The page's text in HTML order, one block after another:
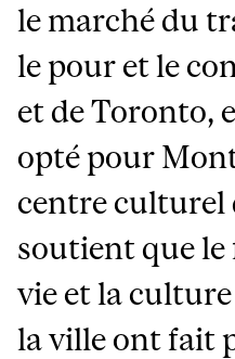
le marché du
le pour et le
et de Toronto,
opté pour
centre culturel
soutient que le
vie et la
la ville ont fait